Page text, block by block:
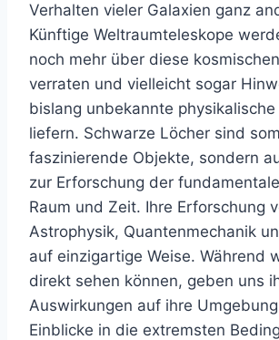
Verhalten vieler Galaxien ganz
Künftige Weltraumteleskope
noch mehr über diese
verraten und vielleicht sogar
bislang unbekannte physikalische
liefern. Schwarze Löcher sind
faszinierende Objekte, sondern
zur Erforschung der
Raum und Zeit. Ihre Erforschung
Astrophysik, Quantenmechanik
auf einzigartige Weise. Während
direkt sehen können, geben uns
Auswirkungen auf ihre
Einblicke in die extremsten